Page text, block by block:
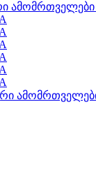
ამომრთველები